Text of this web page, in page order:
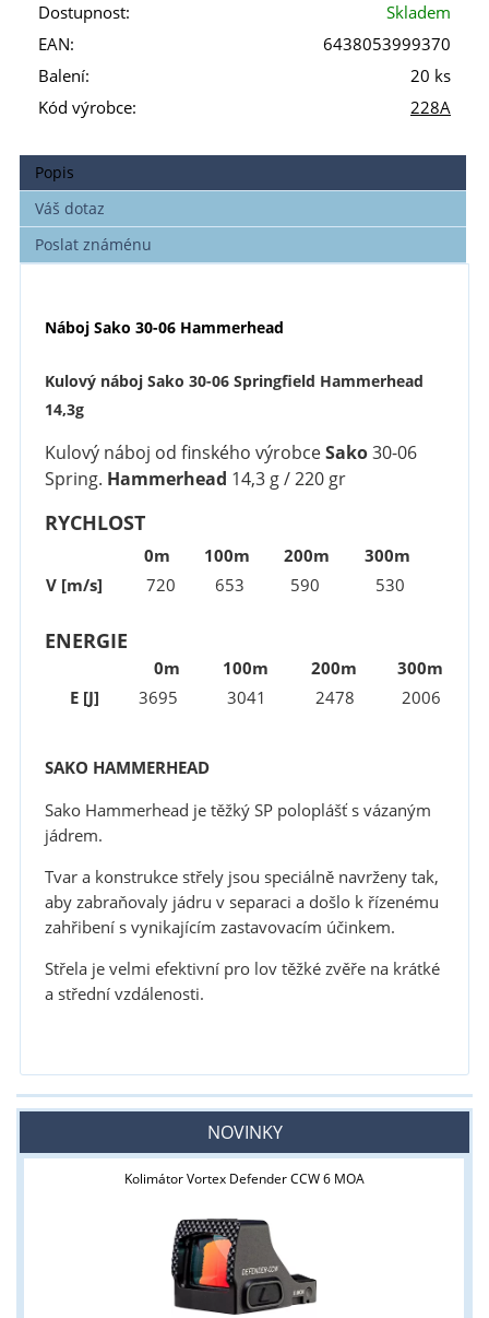
Dostupnost:
Skladem
EAN:
6438053999370
Balení:
20 ks
Kód výrobce:
228A
Popis
Váš dotaz
Poslat známénu
Náboj Sako 30-06 Hammerhead
Kulový náboj Sako 30-06 Springfield Hammerhead
14,3g
Kulový náboj od finského výrobceSako30-06
Spring. Hammerhead 14,3 g / 220 gr
RYCHLOST
0m 100m 200m
300m
V [m/s]
720 653 590 530
ENERGIE
0m 100m 200m
300m
E [J]
3695 3041 2478 2006
SAKO HAMMERHEAD
Sako Hammerhead je těžký SP poloplášť s vázaným
jádrem.
Tvar a konstrukce střely jsou speciálně navrženy tak,
aby zabraňovaly jádru v separaci a došlo k řízenému
zahřibení s vynikajícím zastavovacím účinkem.
Střelaje velmi efektivní pro lov těžké zvěře na krátké
a střední vzdálenosti.
NOVINKY
Kolimátor Vortex Defender CCW 6 MOA